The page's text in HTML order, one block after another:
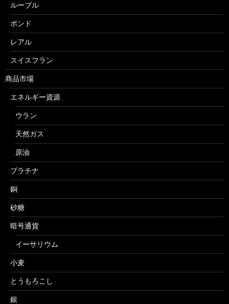
ルーブル
ポンド
レアル
スイスフラン
商品市場
エネルギー資源
ウラン
天然ガス
原油
プラチナ
銅
砂糖
暗号通貨
イーサリウム
小麦
とうもろこし
銀